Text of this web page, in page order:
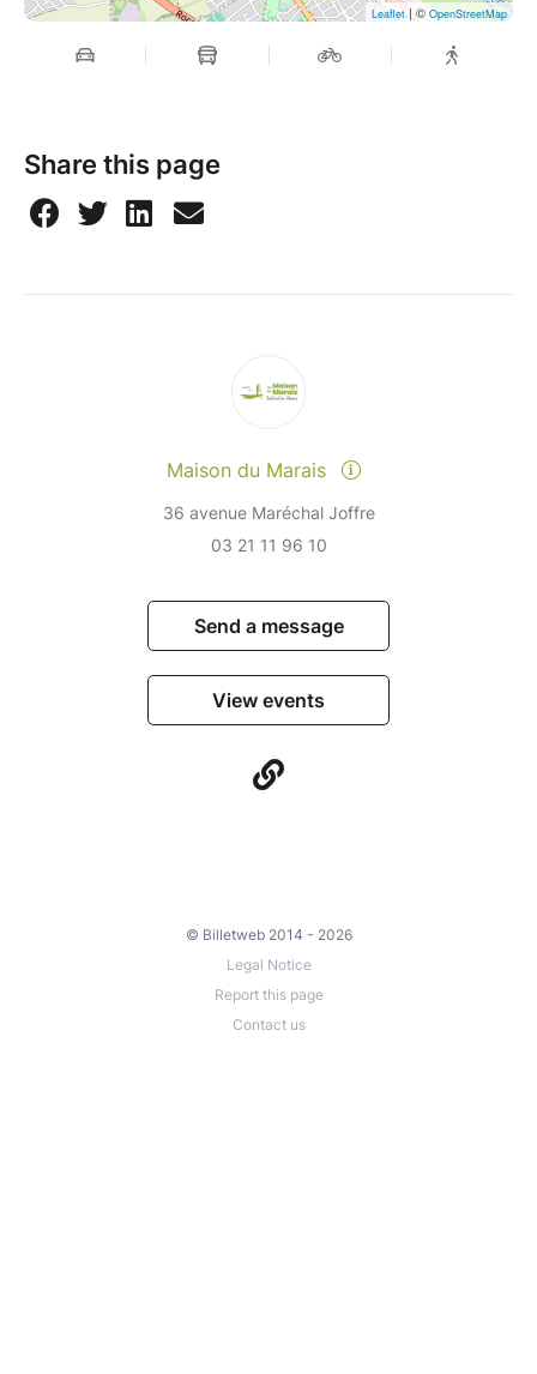
Leaflet| © OpenStreetMap
Share this page
Maison du Marais
36 avenue Maréchal Joffre
03 21 11 96 10
Send a message
View events
© Billetweb 2014 - 2026
Legal Notice
Report this page
Contact us